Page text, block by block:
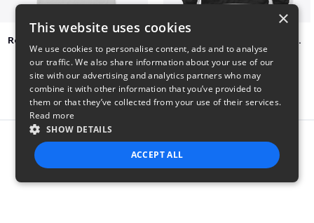
Raised on Country Since 85 Jon Dretto "Painkiller" Merch Collection
Report this product
×
This website uses cookies
We use cookies to personalise content, ads and to analyse
our traffic. We also share information about your use of our
site with our advertising and analytics partners who may
combine it with other information that you’ve provided to
them or that they’ve collected from your use of their services.
Read more
SHOW DETAILS
ACCEPT ALL
STRICTLY NECESSARY PERFORMANCE